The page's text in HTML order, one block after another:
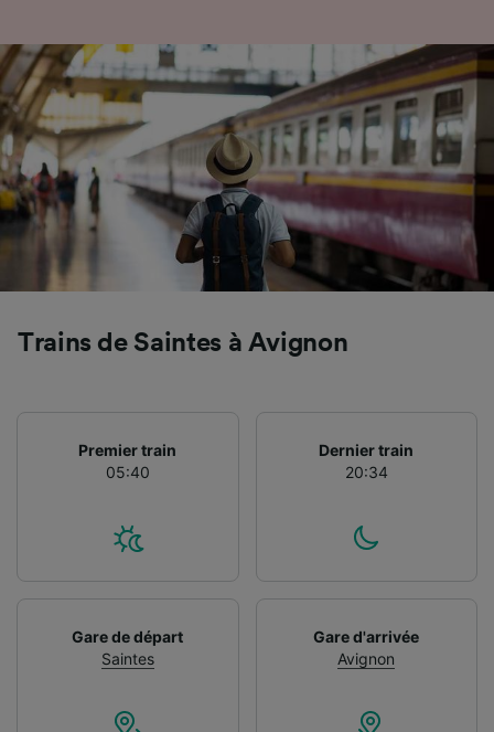
Trains de Saintes à Avignon
Premier train
05:40
Dernier train
20:34
Gare de départ
Saintes
Gare d'arrivée
Avignon
précises. Analyser activement les
caractéristiques de l’appareil pour
l’identification. Stocker et/ou accéder à des
informations sur un appareil. Publicités et
contenu personnalisés, mesure de
performance des publicités et du contenu,
études d’audience et développement de
services.
Liste de nos partenaires (fournisseurs)